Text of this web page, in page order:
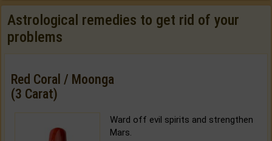
Astrological remedies to get rid of your
problems
Red Coral / Moonga
(3 Carat)
Ward off evil spirits and strengthen
Mars.